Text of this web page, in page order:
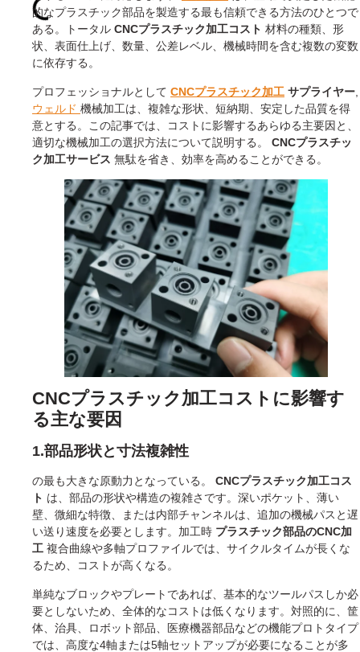
的なプラスチック部品を製造する最も信頼できる方法のひとつで
ある。トータル CNCプラスチック加工コスト 材料の種類、形
状、表面仕上げ、数量、公差レベル、機械時間を含む複数の変数
に依存する。
プロフェッショナルとして CNCプラスチック加工 サプライヤー
ウェルド 機械加工は、複雑な形状、短納期、安定した品質を得
意とする。この記事では、コストに影響するあらゆる主要因と、
適切な機械加工の選択方法について説明する。 CNCプラスチッ
ク加工サービス 無駄を省き、効率を高めることができる。
CNCプラスチック加工コストに影響す
る主な要因
1.部品形状と寸法複雑性
の最も大きな原動力となっている。 CNCプラスチック加工コス
ト は、部品の形状や構造の複雑さです。深いポケット、薄い
壁、微細な特徴、または内部チャンネルは、追加の機械パスと遅
い送り速度を必要とします。加工時 プラスチック部品のCNC加
工 複合曲線や多軸プロファイルでは、サイクルタイムが長くな
るため、コストが高くなる。
単純なブロックやプレートであれば、基本的なツールパスしか必
要としないため、全体的なコストは低くなります。対照的に、筐
体、治具、ロボット部品、医療機器部品などの機能プロトタイプ
では、高度な4軸または5軸セットアップが必要になることが多